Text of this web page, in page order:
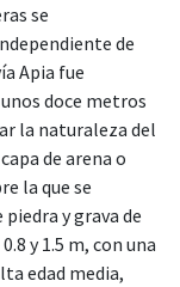
se
de
Apia fue
doce metros
la naturaleza del
de arena o
la que se
y grava de
y 1.5 m, con una
edad media,